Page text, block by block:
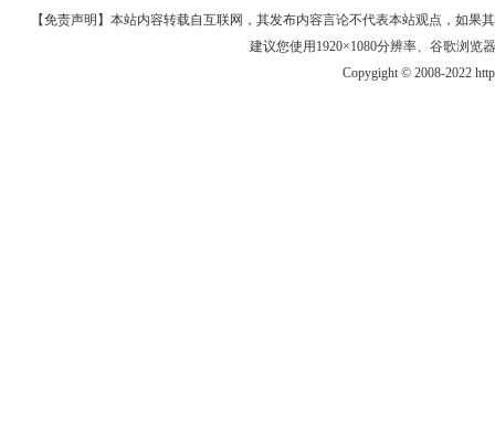
【免责声明】本站内容转载自互联网，其发布内容言论不代表本站观点，如果
建议您使用1920×1080分辨率、谷歌浏览
Copygight © 2008-2022